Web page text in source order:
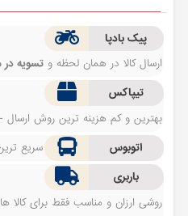
پیک بادپا
ارسال کالا در همان لحظه وتسویه
تیپاکس
بهترین و کم هزینه ترین روش
اتوبوس
سریع
باربری
روشی ارزان و مناسب فقط برای کالا